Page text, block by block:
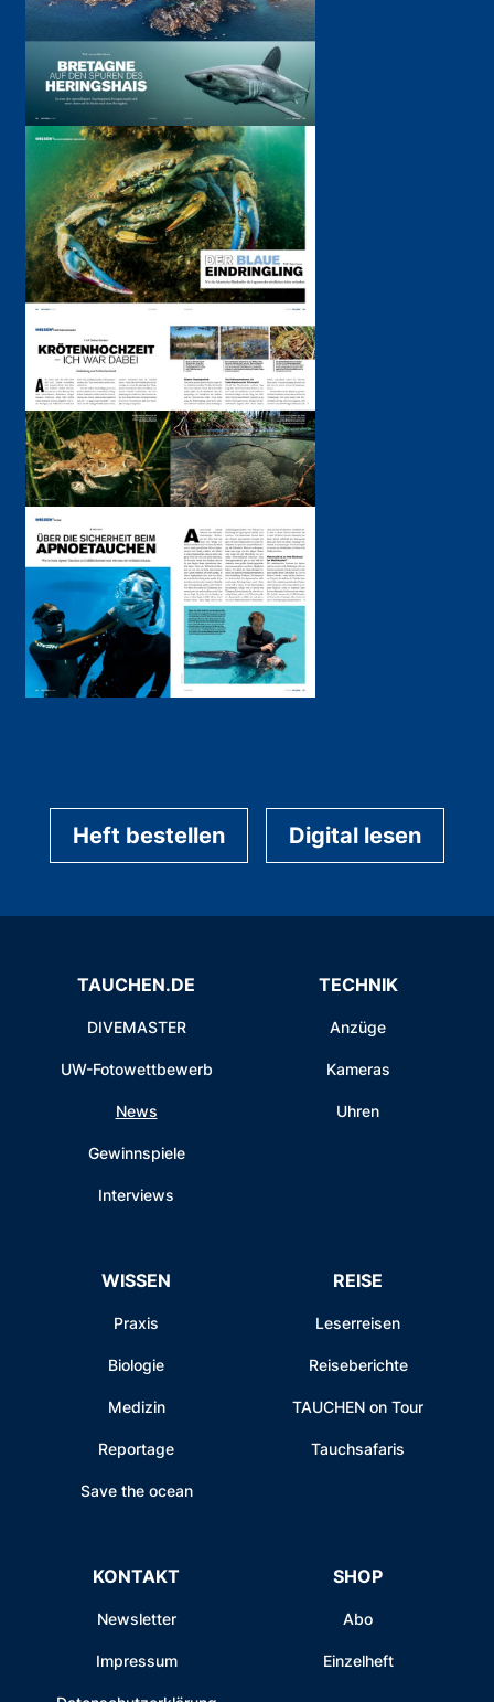
Heft bestellen Digital lesen
TAUCHEN.DE
DIVEMASTER
UW-Fotowettbewerb
News
Gewinnspiele
Interviews
TECHNIK
Anzüge
Kameras
Uhren
WISSEN
Praxis
Biologie
Medizin
Reportage
Save the ocean
REISE
Leserreisen
Reiseberichte
TAUCHEN on Tour
Tauchsafaris
KONTAKT
Newsletter
Impressum
SHOP
Abo
Einzelheft